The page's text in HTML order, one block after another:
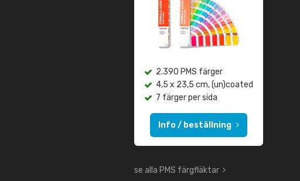
2.390 PMS färger
4,5 x 23,5 cm, (un)coated
7 färger per sida
Info / beställning
se alla PMS färgfläktar